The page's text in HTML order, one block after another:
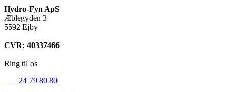
Hydro-Fyn ApS
Æblegyden 3
5592 Ejby
CVR: 40337466
Ring til os
24 79 80 80